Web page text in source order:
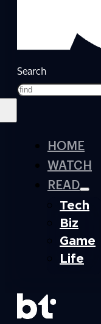
Search
HOME
WATCH
READ
Tech
Biz
Game
Life